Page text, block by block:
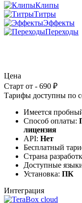
Клипы
Титры
Эффекты
Переходы
Цена
Старт от - 690 ₽
Тарифы доступны по
Имеется
Способ оплаты:
лицензия
API: Нет
Бесплатный
Страна
Доступные
Установка: ПК
Интеграция